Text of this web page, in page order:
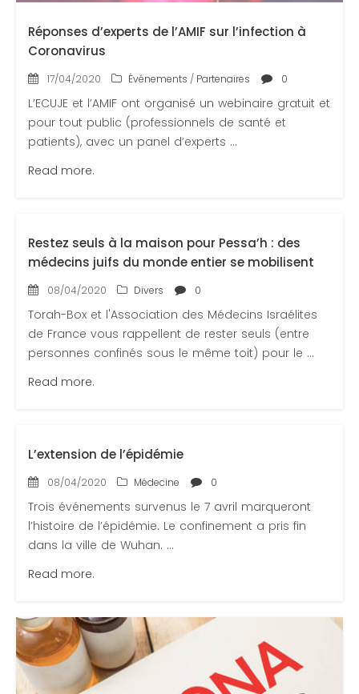
Réponses d’experts de l’AMIF sur l’infection à
Coronavirus
17/04/2020 Événements / Partenaires 0
L’ECUJE et l’AMIF ont organisé un webinaire gratuit et
pour tout public (professionnels de santé et
patients), avec un panel d’experts ...
Read more.
Restez seuls à la maison pour Pessa’h : des
médecins juifs du monde entier se mobilisent
08/04/2020 Divers 0
Torah-Box et l'Association des Médecins Israélites
de France vous rappellent de rester seuls (entre
personnes confinés sous le même toit) pour le ...
Read more.
L’extension de l’épidémie
08/04/2020 Médecine 0
Trois événements survenus le 7 avril marqueront
l’histoire de l’épidémie. Le confinement a pris fin
dans la ville de Wuhan. ...
Read more.